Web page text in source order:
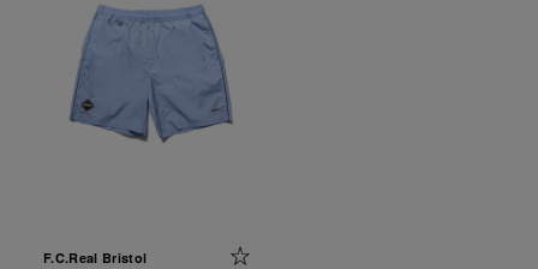
F.C.Real Bristol